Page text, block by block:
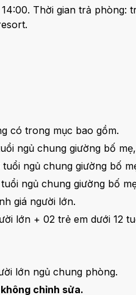
Thời gian trả
có trong mục bao gồm.
ngủ chung giường bố
ngủ chung giường bố
ngủ chung giường bố
giá người lớn.
lớn + 02 trẻ em dưới 12
lớn ngủ chung phòng.
chỉnh sửa.